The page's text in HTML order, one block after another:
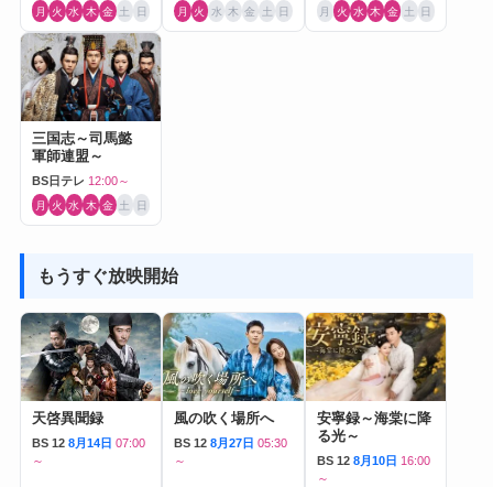
月 火 水 木 金 土 日 月 火 水 木 金 土 日 月 火 水 木 金 土 日
三国志～司馬懿
軍師連盟～
BS日テレ 12:00～
月 火 水 木 金 土 日
もうすぐ放映開始
天啓異聞録
BS 12 8月14日 07:00
～
風の吹く場所へ
BS 12 8月27日 05:30
～
安寧録～海棠に降
る光～
BS 12 8月10日 16:00
～